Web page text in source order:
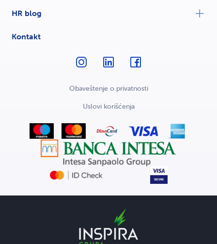
HR blog
Kontakt
Obaveštenje o privatnosti
Uslovi korišćenja